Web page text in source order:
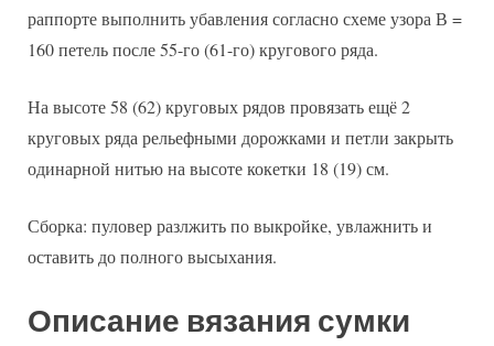
раппорте выполнить убавления согласно схеме узора В =
160 петель после 55-го (61-го) кругового ряда.
На высоте 58 (62) круговых рядов провязать ещё 2
круговых ряда рельефными дорожками и петли закрыть
одинарной нитью на высоте кокетки 18 (19) см.
Сборка: пуловер разлжить по выкройке, увлажнить и
оставить до полного высыхания.
Описание вязания сумки